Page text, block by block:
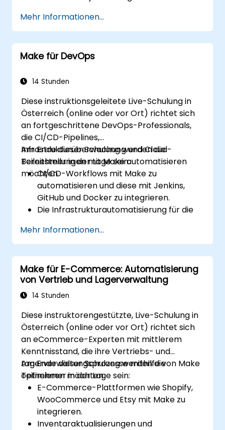
HR- und Onboarding-Arbeitsabläufe zu
optimieren.
Die Aufgabenverfolgung und
Berichterstellung durch Automatisierung
Mehr Informationen...
Make für DevOps
14 Stunden
Diese instruktionsgeleitete Live-Schulung in
Österreich (online oder vor Ort) richtet sich
an fortgeschrittene DevOps-Professionals,
die CI/CD-Pipelines,
Infrastrukturüberwachung und Cloud-
Bereitstellungen mit Make automatisieren
möchten.
Am Ende dieser Schulung werden die
Teilnehmer in der Lage sein:
CI/CD-Workflows mit Make zu
automatisieren und diese mit Jenkins,
GitHub und Docker zu integrieren.
Die Infrastrukturautomatisierung für die
Cloud-Ressourcen zu verwalten.
Eine effiziente Workflow-Automatisierung
für Code-Bereitstellungen, Tests und
Rollback-Strategien umzusetzen.
Die Infrastruktur-Orchestrierung durch
Make’s fortschrittliche Integrationen zu
Mehr Informationen...
Make für E-Commerce: Automatisierung
von Vertrieb und Lagerverwaltung
14 Stunden
Diese instruktorengestützte, Live-Schulung in
Österreich (online oder vor Ort) richtet sich
an eCommerce-Experten mit mittlerem
Kenntnisstand, die ihre Vertriebs- und
Lagerverwaltungsprozesse mithilfe von Make
optimieren möchten.
Am Ende dieser Schulung werden die
Teilnehmer in der Lage sein:
E-Commerce-Plattformen wie Shopify,
WooCommerce und Etsy mit Make zu
integrieren.
Inventaraktualisierungen und